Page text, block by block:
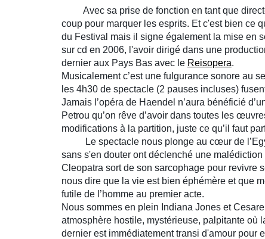
Avec sa prise de fonction en tant que
coup pour marquer les esprits. Et c'est bien ce
du Festival mais il signe également la mise en
sur cd en 2006, l'avoir dirigé dans une
dernier aux Pays Bas avec le Reisopera.
Musicalement c’est une fulgurance sonore au
les 4h30 de spectacle (2 pauses incluses)
Jamais l’opéra de Haendel n’aura bénéficié
Petrou qu’on rêve d’avoir dans toutes les
modifications à la partition, juste ce qu’il faut
Le spectacle nous plonge au cœur de
sans s'en douter ont déclenché une
Cleopatra sort de son sarcophage pour revivre
nous dire que la vie est bien éphémère et que
futile de l’homme au premier acte.
Nous sommes en plein Indiana Jones et
atmosphère hostile, mystérieuse, palpitante où
dernier est immédiatement transi d'amour pour